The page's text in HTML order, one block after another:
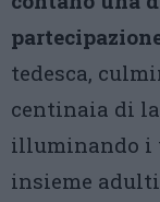
tedesca,
centinaia di
illuminando i
insieme